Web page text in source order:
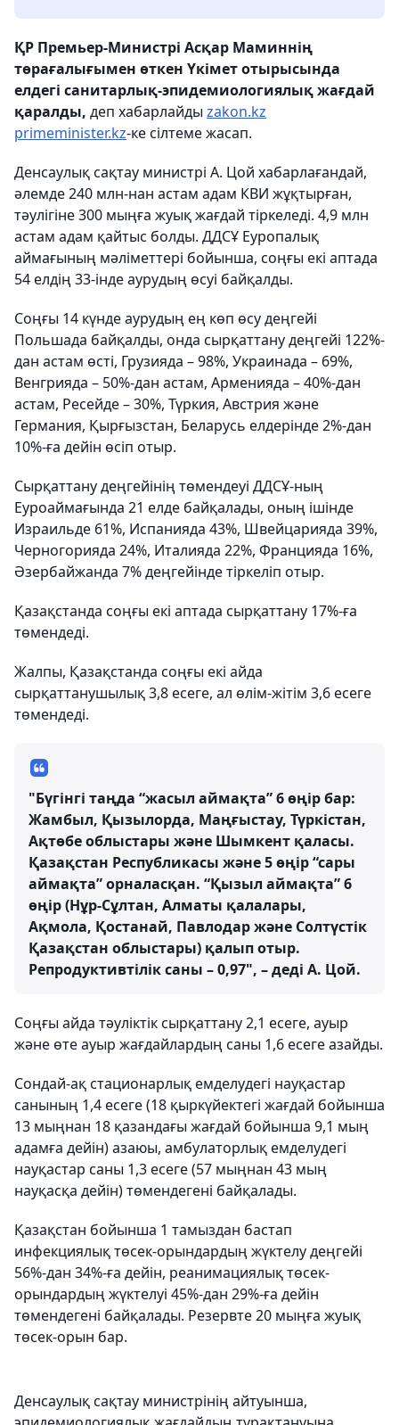
ҚР Премьер-Министрі Асқар Маминнің
төрағалығымен өткен Үкімет отырысында
елдегі санитарлық-эпидемиологиялық жағдай
қаралды, деп хабарлайды zakon.kz
primeminister.kz-ке сілтеме жасап.
Денсаулық сақтау министрі А. Цой хабарлағандай,
әлемде 240 млн-нан астам адам КВИ жұқтырған,
тәулігіне 300 мыңға жуық жағдай тіркеледі. 4,9 млн
астам адам қайтыс болды. ДДСҰ Еуропалық
аймағының мәліметтері бойынша, соңғы екі аптада
54 елдің 33-інде аурудың өсуі байқалды.
Соңғы 14 күнде аурудың ең көп өсу деңгейі
Польшада байқалды, онда сырқаттану деңгейі 122%-
дан астам өсті, Грузияда – 98%, Украинада – 69%,
Венгрияда – 50%-дан астам, Арменияда – 40%-дан
астам, Ресейде – 30%, Түркия, Австрия және
Германия, Қырғызстан, Беларусь елдерінде 2%-дан
10%-ға дейін өсіп отыр.
Сырқаттану деңгейінің төмендеуі ДДСҰ-ның
Еуроаймағында 21 елде байқалады, оның ішінде
Израильде 61%, Испанияда 43%, Швейцарияда 39%,
Черногорияда 24%, Италияда 22%, Францияда 16%,
Әзербайжанда 7% деңгейінде тіркеліп отыр.
Қазақстанда соңғы екі аптада сырқаттану 17%-ға
төмендеді.
Жалпы, Қазақстанда соңғы екі айда
сырқаттанушылық 3,8 есеге, ал өлім-жітім 3,6 есеге
төмендеді.
"Бүгінгі таңда “жасыл аймақта” 6 өңір бар:
Жамбыл, Қызылорда, Маңғыстау, Түркістан,
Ақтөбе облыстары және Шымкент қаласы.
Қазақстан Республикасы және 5 өңір “сары
аймақта” орналасқан. “Қызыл аймақта” 6
өңір (Нұр-Сұлтан, Алматы қалалары,
Ақмола, Қостанай, Павлодар және Солтүстік
Қазақстан облыстары) қалып отыр.
Репродуктивтілік саны – 0,97", – деді А. Цой.
Соңғы айда тәуліктік сырқаттану 2,1 есеге, ауыр
және өте ауыр жағдайлардың саны 1,6 есеге азайды.
Сондай-ақ стационарлық емделудегі науқастар
санының 1,4 есеге (18 қыркүйектегі жағдай бойынша
13 мыңнан 18 қазандағы жағдай бойынша 9,1 мың
адамға дейін) азаюы, амбулаторлық емделудегі
науқастар саны 1,3 есеге (57 мыңнан 43 мың
науқасқа дейін) төмендегені байқалады.
Қазақстан бойынша 1 тамыздан бастап
инфекциялық төсек-орындардың жүктелу деңгейі
56%-дан 34%-ға дейін, реанимациялық төсек-
орындардың жүктелуі 45%-дан 29%-ға дейін
төмендегені байқалады. Резервте 20 мыңға жуық
төсек-орын бар.
Денсаулық сақтау министрінің айтуынша,